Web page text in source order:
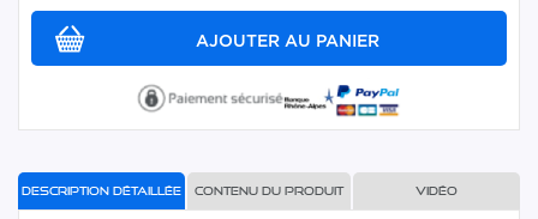
Description détaillée Contenu du produit Vidéo